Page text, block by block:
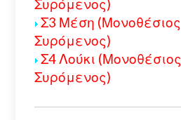
Συρόμενος)
Σ3 Μέση (Μονοθέσιος
Συρόμενος)
Σ4 Λούκι (Μονοθέσιος
Συρόμενος)